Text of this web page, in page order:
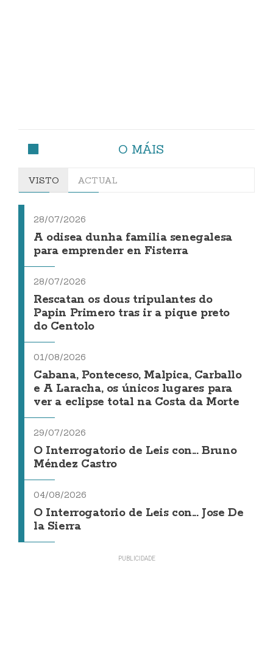
O MÁIS
VISTO ACTUAL
28/07/2026
A odisea dunha familia senegalesa
para emprender en Fisterra
28/07/2026
Rescatan os dous tripulantes do
Papin Primero tras ir a pique preto
do Centolo
01/08/2026
Cabana, Ponteceso, Malpica, Carballo
e A Laracha, os únicos lugares para
ver a eclipse total na Costa da Morte
29/07/2026
O Interrogatorio de Leis con... Bruno
Méndez Castro
04/08/2026
O Interrogatorio de Leis con... Jose De
la Sierra